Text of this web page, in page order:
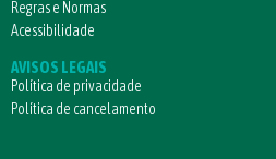
Regras e Normas
Acessibilidade
AVISOS LEGAIS
Política de privacidade
Política de cancelamento